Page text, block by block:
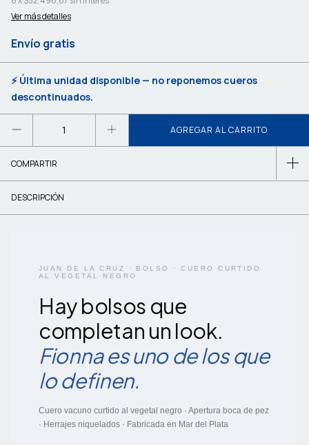
Ver más detalles
Envío gratis
⚡ Última unidad disponible — no reponemos cueros
descontinuados.
COMPARTIR
DESCRIPCIÓN
JUAN DE LA CRUZ · BOLSO · CUERO CURTIDO
AL VEGETAL NEGRO
Hay bolsos que
completan un look.
Fionna es uno de los que
lo definen.
Cuero vacuno curtido al vegetal negro · Apertura boca de pez
· Herrajes niquelados · Fabricada en Mar del Plata